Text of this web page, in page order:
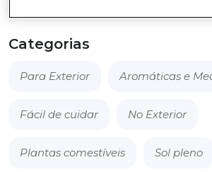
officinalis
Categorias
Para Exterior Aromáticas e
Fácil de cuidar No Exterior
Plantas comestíveis Sol pleno